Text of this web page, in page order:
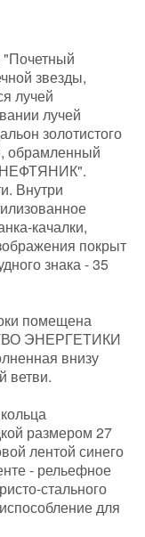
"Почетный
звезды,
лучей
лучей
золотистого
обрамленный
Внутри
качалки,
покрыт
знака - 35
помещена
ЭНЕРГЕТИКИ
внизу
ветви.
размером 27
лентой синего
- рельефное
стального
для